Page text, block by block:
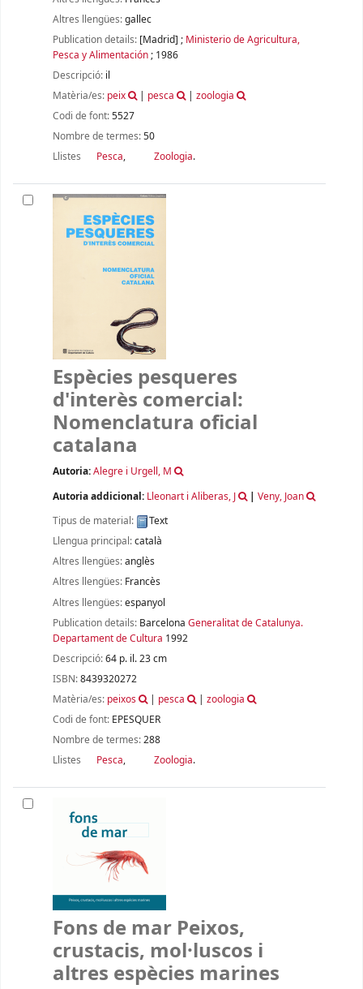
Altres llengües:gallec
Publication details: [Madrid] ; Ministerio de Agricultura,
Pesca y Alimentación; 1986
Descripció: il
Matèria/es: peix | pesca |zoologia
Codi de font:5527
Nombre de termes:50
Llistes
Pesca, Zoologia.
Espècies pesqueres
d'interès comercial:
Nomenclatura oficial
catalana
Autoria:Alegre i Urgell, M
Autoria addicional: Lleonart i Aliberas, J |Veny, Joan
Tipus de material:
Text
Llengua principal:català
Altres llengües:anglès
Altres llengües: Francès
Altres llengües:espanyol
Publication details: Barcelona Generalitat de Catalunya.
Departament de Cultura 1992
Descripció:64 p. il. 23 cm
ISBN:8439320272
Matèria/es: peixos | pesca |zoologia
Codi de font: EPESQUER
Nombre de termes:288
Llistes
Pesca, Zoologia.
Fons de mar Peixos,
crustacis, mol·luscos i
altres espècies marines